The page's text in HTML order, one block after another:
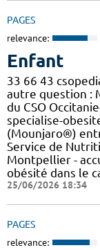
PAGES
relevance:
Enfant
33 66 43
autre question :
du CSO
specialise-
(Mounjaro®)
Service de
Montpellier -
obésité dans le
25/06/2026 18:34
PAGES
relevance: